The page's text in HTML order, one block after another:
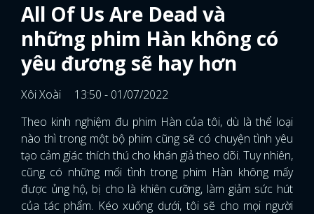
All Of Us Are Dead và
những phim Hàn không có
yêu đương sẽ hay hơn
Xôi Xoài
13:50 - 01/07/2022
Theo kinh nghiệm đu phim Hàn của tôi, dù là thể loại
nào thì trong một bộ phim cũng sẽ có chuyện tình yêu
tạo cảm giác thích thú cho khán giả theo dõi. Tuy nhiên,
cũng có những mối tình trong phim Hàn không mấy
được ủng hộ, bị cho là khiên cưỡng, làm giảm sức hút
của tác phẩm. Kéo xuống dưới, tôi sẽ cho mọi người